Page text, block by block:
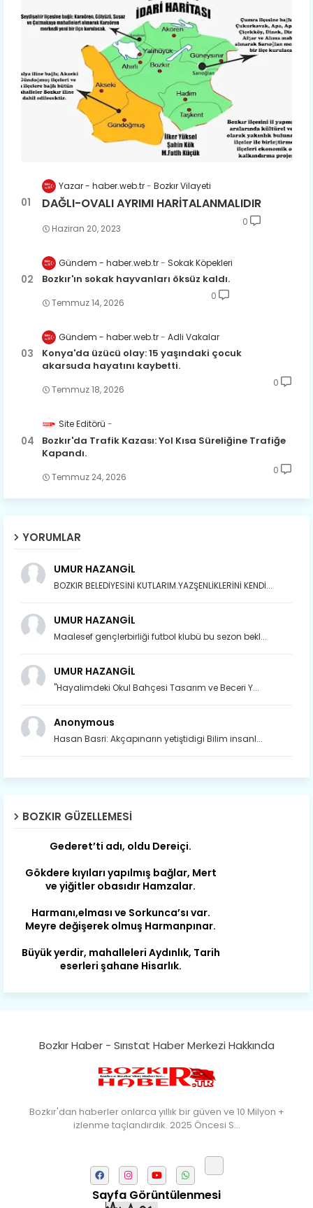
Yazar - haber.web.tr Bozkır Vilayeti
DAĞLI-OVALI AYRIMI HARİTALANMALIDIR
Haziran 20, 2023
0
Gündem - haber.web.tr Sokak Köpekleri
Bozkır'ın sokak hayvanları öksüz kaldı.
Temmuz 14, 2026
0
Gündem - haber.web.tr Adli Vakalar
Konya'da üzücü olay: 15 yaşındaki çocuk
akarsuda hayatını kaybetti.
Temmuz 18, 2026
0
Site Editörü
Bozkır'da Trafik Kazası: Yol Kısa Süreliğine Trafiğe
Kapandı.
Temmuz 24, 2026
0
YORUMLAR
UMUR HAZANGİL
BOZKIR BELEDİYESİNİ KUTLARIM.YAZŞENLİKLERİNİ KENDİ...
UMUR HAZANGİL
Maalesef gençlerbirliği futbol klubü bu sezon bekl...
UMUR HAZANGİL
"Hayalimdeki Okul Bahçesi Tasarım ve Beceri Y...
Anonymous
Hasan Basri: Akçapınarın yetiştidigi Bilim insanl...
BOZKIR GÜZELLEMESI
Son yıllarda orda yok artık ağlayan,
Çat değişti, şimdi gülüyor Çağlayan.
Tanıtır Bozkır’ı acizâne Dere.
Gökdere nazlı akıyor vadi içi,
Gederet’ti adı, oldu Dereiçi.
Gökdere kıyıları yapılmış bağlar, Mert
Harmanı,elması ve Sorkunca’sı var.
Büyük yerdir, mahalleleri Aydınlık, Tarih
Belören, Koçaş, Kuzören vermiş hep
Mazimdeki ismi şanla taşır Söğüt.
Hocaköy’dür eski adı can Üçpınar.
Bozkır’a yakın şirin köy Akçapınar.
Okuyan, yazıp bileni hep umutlu,
Kültürde birlikte öncüdür Armutlu.
Bozkır Haber - Sırıstat Haber Merkezi Hakkında
Bozkır'dan haberler onlarca yıllık bir güven ve 10 Milyon +
izlenme taçlandırdık. 2025 Öncesi S…
Sayfa Görüntülenmesi